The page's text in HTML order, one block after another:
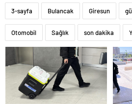
3-sayfa Bulancak Giresun
Otomobil Sağlık son dakika